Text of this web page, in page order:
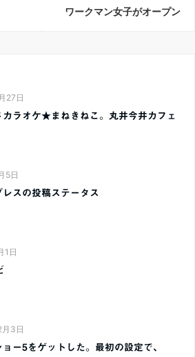
ワークマン女子がオープン
27日
カラオケ★まねきねこ。丸井今井カフェ
5日
レスの投稿ステータス
1日
3日
ョー5をゲットした。最初の設定で、